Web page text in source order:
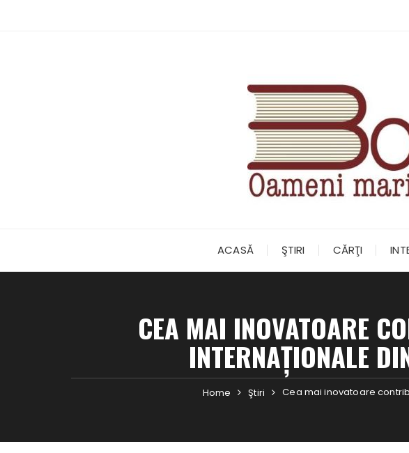
ACASĂ ŞTIRI CĂRŢI
CEA MAI INOVATOARE
INTERNAŢIONALE
Home Ştiri Cea mai inovatoare